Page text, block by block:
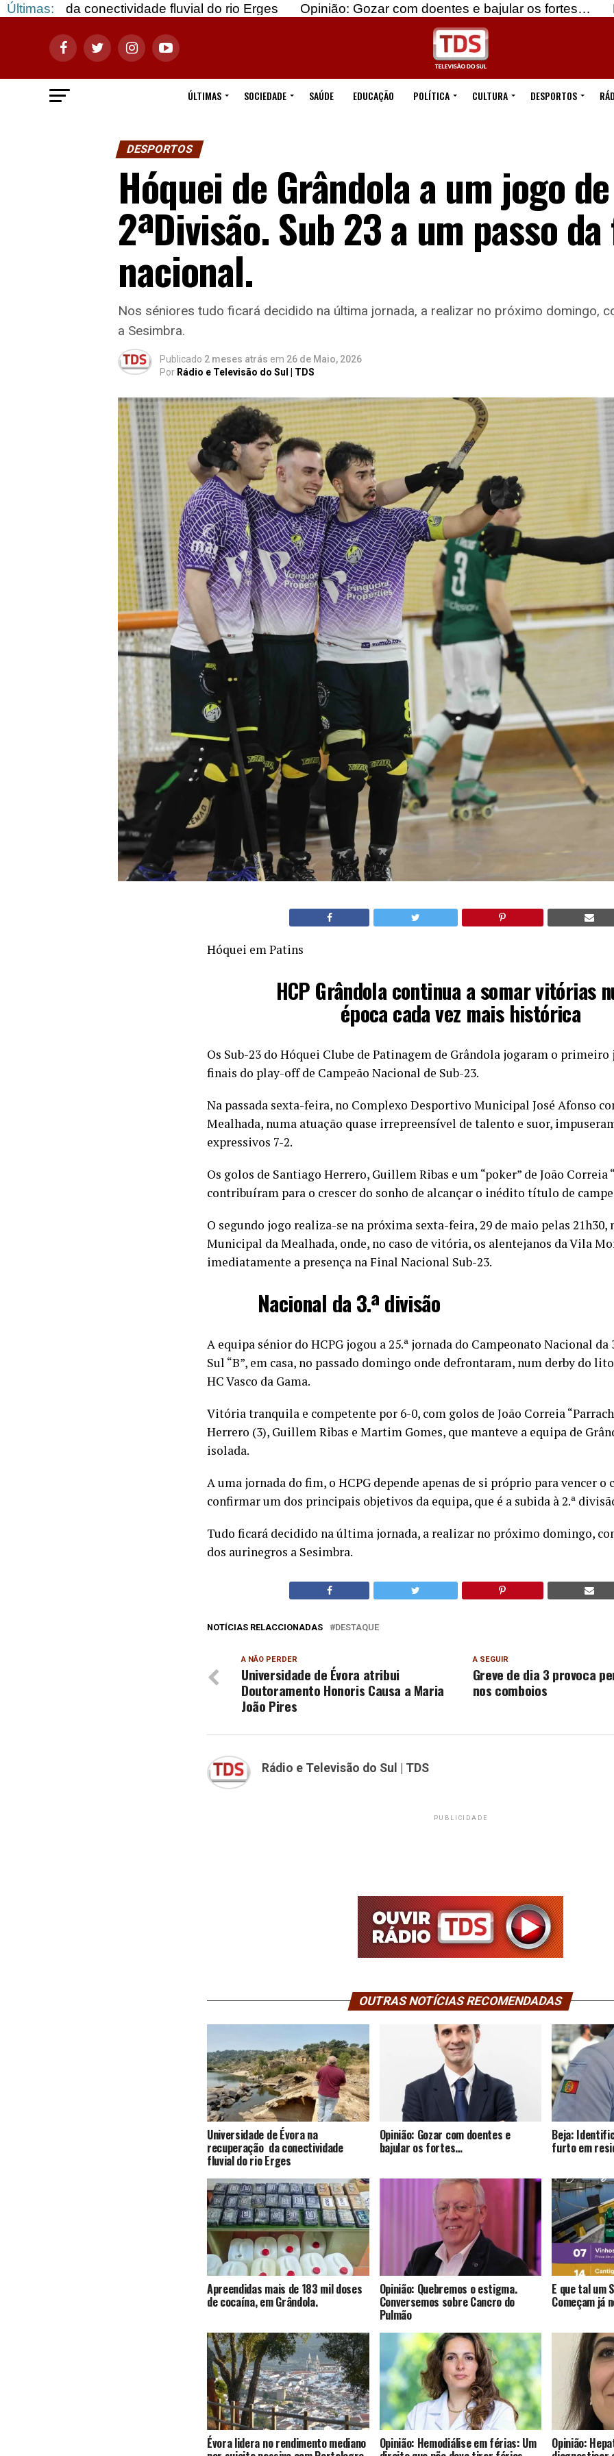
Últimas: fluvial do rio Erges Opinião: Gozar com doentes e bajular os fortes… Beja:
ÚLTIMAS
SOCIEDADE SAÚDE EDUCAÇÃO POLÍTICA CULTURA DESPORTOS
DESPORTOS
Hóquei de Grândola a um jogo
2ªDivisão. Sub 23 a um passo
nacional.
Nos séniores tudo ficará decidido na última jornada, a realizar no próximo domingo,
a Sesimbra.
Publicado 2 meses atrás em 26 de Maio, 2026
Por Rádio e Televisão do Sul | TDS
Hóquei em Patins
HCP Grândola continua a somar vitórias
época cada vez mais histórica
Os Sub-23 do Hóquei Clube de Patinagem de Grândola jogaram o primeiro
finais do play-off de Campeão Nacional de Sub-23.
Na passada sexta-feira, no Complexo Desportivo Municipal José Afonso
Mealhada, numa atuação quase irrepreensível de talento e suor,
expressivos 7-2.
Os golos de Santiago Herrero, Guillem Ribas e um “poker” de João Correia
contribuíram para o crescer do sonho de alcançar o inédito título de
O segundo jogo realiza-se na próxima sexta-feira, 29 de maio pelas 21h30,
Municipal da Mealhada, onde, no caso de vitória, os alentejanos da Vila
imediatamente a presença na Final Nacional Sub-23.
Nacional da 3.ª divisão
A equipa sénior do HCPG jogou a 25.ª jornada do Campeonato Nacional da
Sul “B”, em casa, no passado domingo onde defrontaram, num derby do
HC Vasco da Gama.
Vitória tranquila e competente por 6-0, com golos de João Correia
Herrero (3), Guillem Ribas e Martim Gomes, que manteve a equipa de
isolada.
A uma jornada do fim, o HCPG depende apenas de si próprio para vencer o
confirmar um dos principais objetivos da equipa, que é a subida à 2.ª
Tudo ficará decidido na última jornada, a realizar no próximo domingo,
dos aurinegros a Sesimbra.
NOTÍCIAS RELACCIONADAS DESTAQUE
A SEGUIR
Greve de dia 3 provoca
nos comboios
A NÃO PERDER
Universidade de Évora atribui
Doutoramento Honoris Causa a Maria
João Pires
Rádio e Televisão do Sul | TDS
PUBLICIDADE
OUTRAS NOTÍCIAS RECOMENDADAS
Universidade de Évora na
recuperação da conectividade
fluvial do rio Erges
Opinião: Gozar com doentes e
bajular os fortes…
Beja:
furto em
Apreendidas mais de 183 mil doses
de cocaína, em Grândola.
Opinião: Quebremos o estigma.
Conversemos sobre Cancro do
Pulmão
E que tal um
Começam já
Évora lidera no rendimento mediano Opinião: Hemodiálise em férias: Um Opinião: